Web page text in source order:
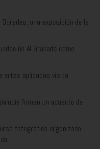
una exposición de la
AI Granada como
artes aplicadas visita
firman un acuerdo de
fotográfico organizado